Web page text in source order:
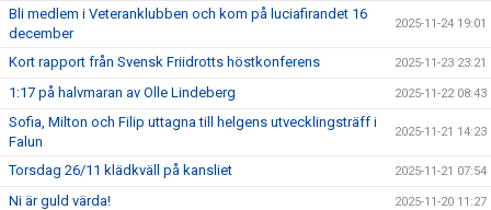
Bli medlem i Veteranklubben och kom på luciafirandet 16
december
2025-11-24 19:01
Kort rapport från Svensk Friidrotts höstkonferens 2025-11-23 23:21
1:17 på halvmaran av Olle Lindeberg 2025-11-22 08:43
Sofia, Milton och Filip uttagna till helgens utvecklingsträff i
Falun
2025-11-21 14:23
Torsdag 26/11 klädkväll på kansliet 2025-11-21 07:54
Ni är guld värda! 2025-11-20 11:27